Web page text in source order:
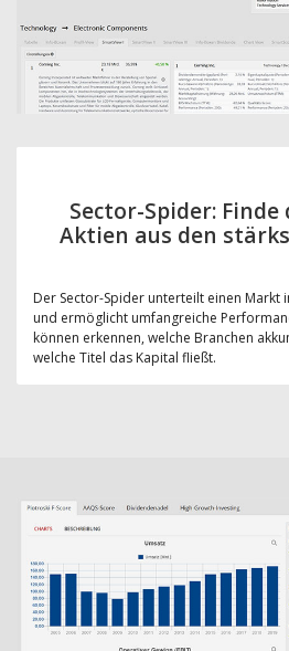
Sector-Spider:
Aktien aus den
Der Sector-Spider unterteilt einen Markt
und ermöglicht umfangreiche
können erkennen, welche Branchen
welche Titel das Kapital fließt.